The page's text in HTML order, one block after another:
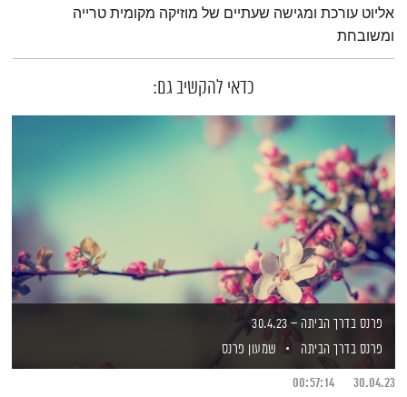
תמצית הפודקאסט
אליוט עורכת ומגישה שעתיים של מוזיקה מקומית טרייה
ומשובחת
כדאי להקשיב גם:
פרנס בדרך הביתה – 30.4.23
פרנס בדרך הביתה
שמעון פרנס
30.04.23
00:57:14